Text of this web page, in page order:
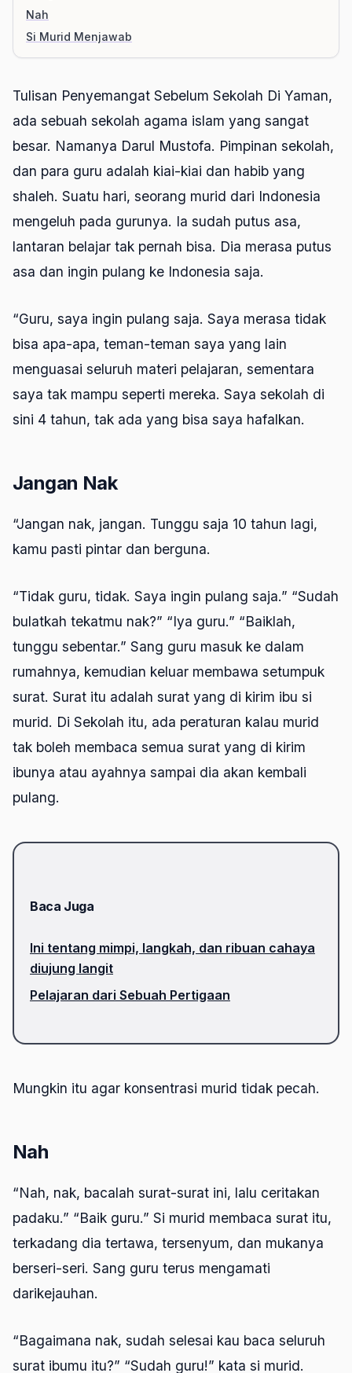
Nah
Si Murid Menjawab
Tulisan Penyemangat Sebelum Sekolah Di Yaman,
ada sebuah sekolah agama islam yang sangat
besar. Namanya Darul Mustofa. Pimpinan sekolah,
dan para guru adalah kiai-kiai dan habib yang
shaleh. Suatu hari, seorang murid dari Indonesia
mengeluh pada gurunya. Ia sudah putus asa,
lantaran belajar tak pernah bisa. Dia merasa putus
asa dan ingin pulang ke Indonesia saja.
“Guru, saya ingin pulang saja. Saya merasa tidak
bisa apa-apa, teman-teman saya yang lain
menguasai seluruh materi pelajaran, sementara
saya tak mampu seperti mereka. Saya sekolah di
sini 4 tahun, tak ada yang bisa saya hafalkan.
Jangan Nak
“Jangan nak, jangan. Tunggu saja 10 tahun lagi,
kamu pasti pintar dan berguna.
“Tidak guru, tidak. Saya ingin pulang saja.” “Sudah
bulatkah tekatmu nak?” “Iya guru.” “Baiklah,
tunggu sebentar.” Sang guru masuk ke dalam
rumahnya, kemudian keluar membawa setumpuk
surat. Surat itu adalah surat yang di kirim ibu si
murid. Di Sekolah itu, ada peraturan kalau murid
tak boleh membaca semua surat yang di kirim
ibunya atau ayahnya sampai dia akan kembali
pulang.
Baca Juga
Ini tentang mimpi, langkah, dan ribuan cahaya
diujung langit
Pelajaran dari Sebuah Pertigaan
Mungkin itu agar konsentrasi murid tidak pecah.
Nah
“Nah, nak, bacalah surat-surat ini, lalu ceritakan
padaku.” “Baik guru.” Si murid membaca surat itu,
terkadang dia tertawa, tersenyum, dan mukanya
berseri-seri. Sang guru terus mengamati
darikejauhan.
“Bagaimana nak, sudah selesai kau baca seluruh
surat ibumu itu?” “Sudah guru!” kata si murid.